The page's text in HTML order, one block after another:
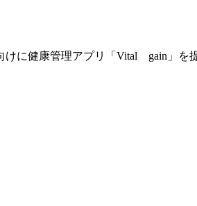
けに健康管理アプリ「Vital gain」を